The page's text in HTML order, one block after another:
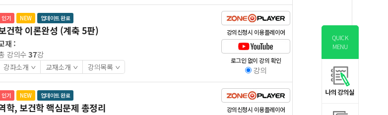
QUICK
MENU
인기 NEW 업데이트 완료
건학 이론완성 (계축 5판)
재 :
강의수37강
강좌소개> 교재소개> 강의목록>
강의신청시 이용플레이어
로그인 없이 강의 확인
강의
인기 NEW 업데이트 완료
학, 보건학 핵심문제 총정리 강의신청시 이용플레이어